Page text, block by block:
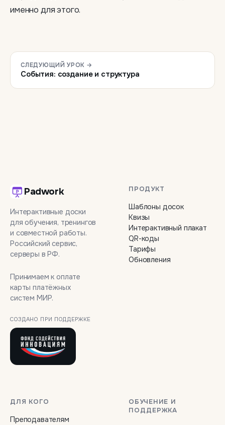
именно для этого.
СЛЕДУЮЩИЙ УРОК →
События: создание и структура
Padwork
Интерактивные доски
для обучения, тренингов
и совместной работы.
Российский сервис,
серверы в РФ.
Принимаем к оплате
карты платёжных
систем МИР.
СОЗДАНО ПРИ ПОДДЕРЖКЕ
ПРОДУКТ
Шаблоны досок
Квизы
Интерактивный плакат
QR-коды
Тарифы
Обновления
ДЛЯ КОГО
Преподавателям
ОБУЧЕНИЕ И
ПОДДЕРЖКА